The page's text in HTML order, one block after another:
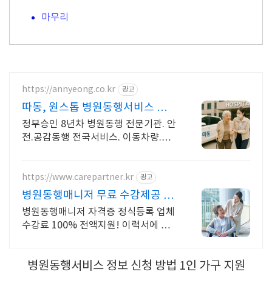
마무리
https://annyeong.co.kr 광고
따동, 원스톱 병원동행서비스 이동
차량 지원
정부승인 8년차 병원동행 전문기관. 안
전.공감동행 전국서비스. 이동차량.진
https://www.carepartner.kr 광고
병원동행매니저 무료 수강제공 병
원동행매니저1급
병원동행매니저 자격증 정식등록 업체
수강료 100% 전액지원! 이력서에 기
격증 취득가능
병원동행서비스 정보 신청 방법 1인 가구 지원